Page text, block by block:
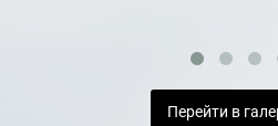
Перейти в